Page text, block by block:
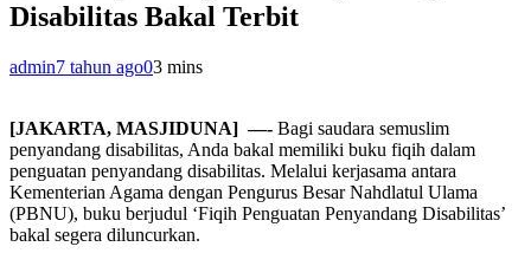
Disabilitas Bakal Terbit
admin7 tahun ago03 mins
[JAKARTA, MASJIDUNA] —- Bagi saudara semuslim
penyandang disabilitas, Anda bakal memiliki buku fiqih dalam
penguatan penyandang disabilitas. Melalui kerjasama antara
Kementerian Agama dengan Pengurus Besar Nahdlatul Ulama
(PBNU), buku berjudul ‘Fiqih Penguatan Penyandang Disabilitas’
bakal segera diluncurkan.